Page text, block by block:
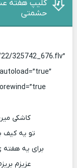
کلیپ هفته
حشمتی
325742_676.flv”
/]
کاشکی
تو یه کیف
برای یه هفته
عزیزم